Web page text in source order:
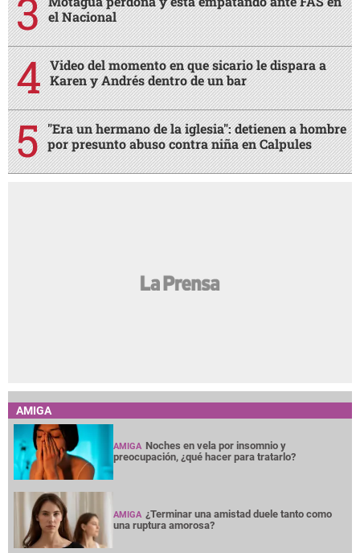
el Nacional
Video del momento en que sicario le dispara a
Karen y Andrés dentro de un bar
"Era un hermano de la iglesia": detienen a hombre
por presunto abuso contra niña en Calpules
AMIGA
AMIGA Noches en vela por insomnio y
preocupación, ¿qué hacer para tratarlo?
AMIGA ¿Terminar una amistad duele tanto como
una ruptura amorosa?